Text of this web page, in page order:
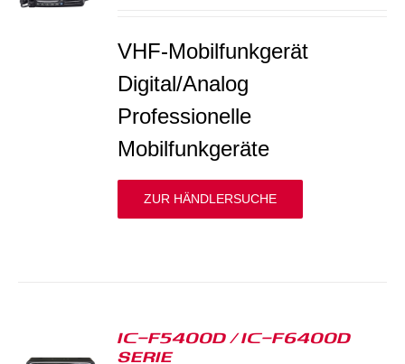
VHF-Mobilfunkgerät
Digital/Analog
Professionelle
Mobilfunkgeräte
ZUR HÄNDLERSUCHE
IC-F5400D / IC-F6400D
SERIE